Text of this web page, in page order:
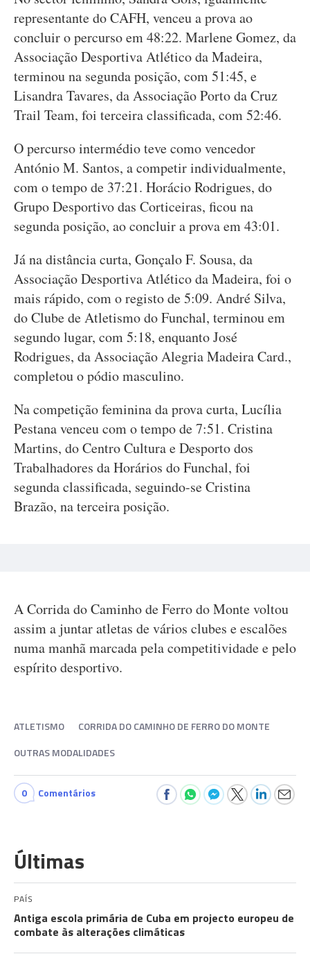
representante do CAFH, venceu a prova ao
concluir o percurso em 48:22. Marlene Gomez, da
Associação Desportiva Atlético da Madeira,
terminou na segunda posição, com 51:45, e
Lisandra Tavares, da Associação Porto da Cruz
Trail Team, foi terceira classificada, com 52:46.
O percurso intermédio teve como vencedor
António M. Santos, a competir individualmente,
com o tempo de 37:21. Horácio Rodrigues, do
Grupo Desportivo das Corticeiras, ficou na
segunda posição, ao concluir a prova em 43:01.
Já na distância curta, Gonçalo F. Sousa, da
Associação Desportiva Atlético da Madeira, foi o
mais rápido, com o registo de 5:09. André Silva,
do Clube de Atletismo do Funchal, terminou em
segundo lugar, com 5:18, enquanto José
Rodrigues, da Associação Alegria Madeira Card.,
completou o pódio masculino.
Na competição feminina da prova curta, Lucília
Pestana venceu com o tempo de 7:51. Cristina
Martins, do Centro Cultura e Desporto dos
Trabalhadores da Horários do Funchal, foi
segunda classificada, seguindo-se Cristina
Brazão, na terceira posição.
A Corrida do Caminho de Ferro do Monte voltou
assim a juntar atletas de vários clubes e escalões
numa manhã marcada pela competitividade e pelo
espírito desportivo.
ATLETISMO
CORRIDA DO CAMINHO DE FERRO DO MONTE
OUTRAS MODALIDADES
0 Comentários
Últimas
PAÍS
Antiga escola primária de Cuba em projecto europeu de
combate às alterações climáticas